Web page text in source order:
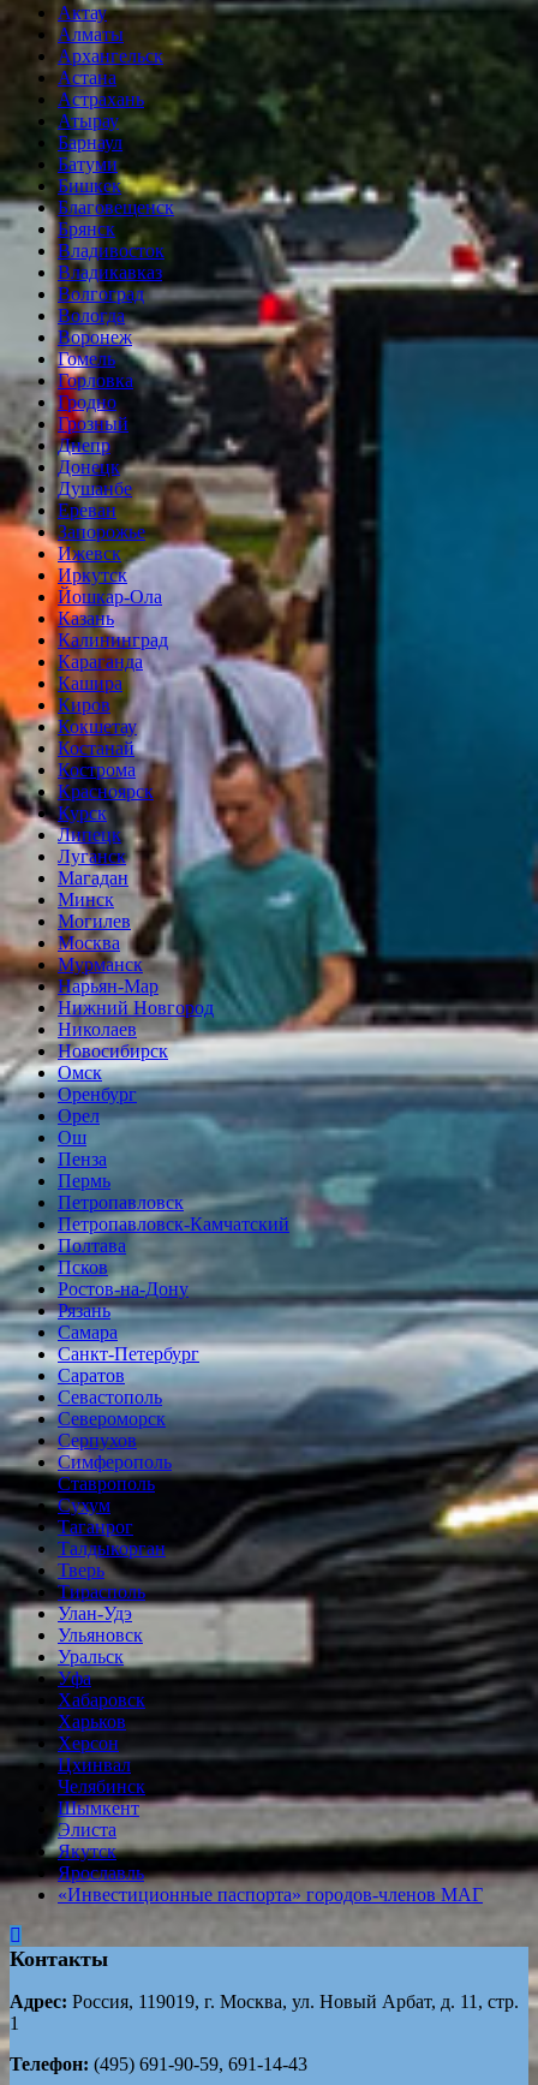
Актау
Алматы
Архангельск
Астана
Астрахань
Атырау
Барнаул
Батуми
Бишкек
Благовещенск
Брянск
Владивосток
Владикавказ
Волгоград
Вологда
Воронеж
Гомель
Горловка
Гродно
Грозный
Днепр
Донецк
Душанбе
Ереван
Запорожье
Ижевск
Иркутск
Йошкар-Ола
Казань
Калининград
Караганда
Кашира
Киров
Кокшетау
Костанай
Кострома
Красноярск
Курск
Липецк
Луганск
Магадан
Минск
Могилев
Москва
Мурманск
Нарьян-Мар
Нижний Новгород
Николаев
Новосибирск
Омск
Оренбург
Орел
Ош
Пенза
Пермь
Петропавловск
Петропавловск-Камчатский
Полтава
Псков
Ростов-на-Дону
Рязань
Самара
Санкт-Петербург
Саратов
Севастополь
Североморск
Серпухов
Симферополь
Ставрополь
Сухум
Таганрог
Tалдыкорган
Тверь
Тирасполь
Улан-Удэ
Ульяновск
Уральск
Уфа
Хабаровск
Харьков
Херсон
Цхинвал
Челябинск
Шымкент
Элиста
Якутск
Ярославль
«Инвестиционные паспорта» городов-членов МАГ
Контакты
Адрес: Россия, 119019, г. Москва, ул. Новый Арбат, д. 11, стр.
1
Телефон: (495) 691-90-59, 691-14-43